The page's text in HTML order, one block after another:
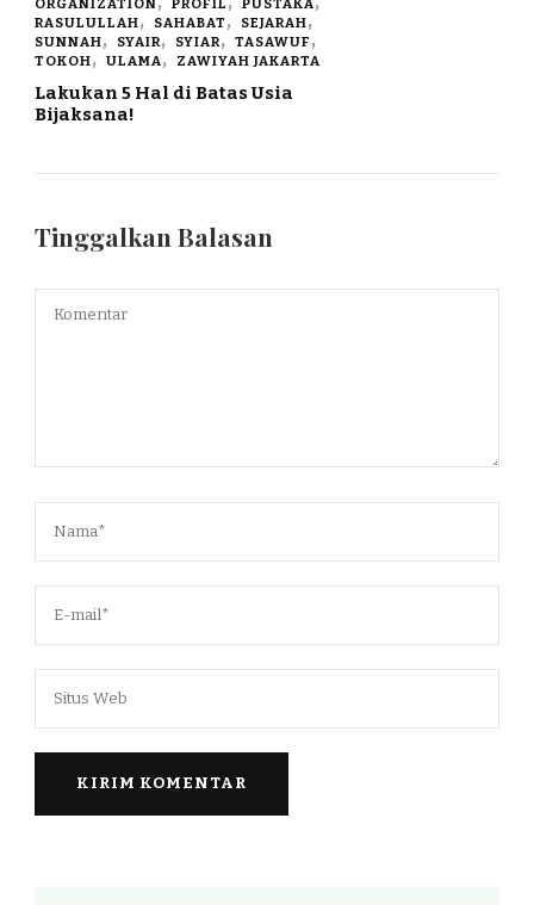
ORGANIZATION PROFIL
PUSTAKA
RASULULLAH
SAHABAT
SEJARAH
SUNNAH
SYAIR SYIAR
TASAWUF
TOKOH
ULAMA ZAWIYAH JAKARTA
Lakukan 5 Hal di Batas Usia
Bijaksana!
Tinggalkan Balasan